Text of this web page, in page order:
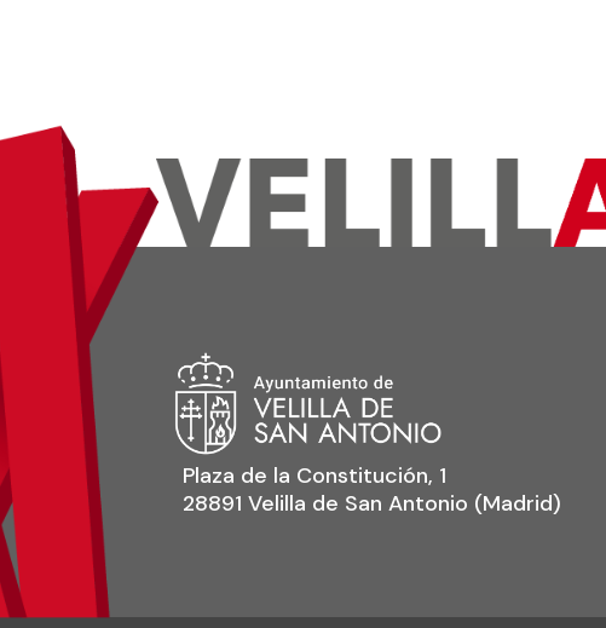
Plaza de la Constitución, 1
28891 Velilla de San Antonio (Madrid)